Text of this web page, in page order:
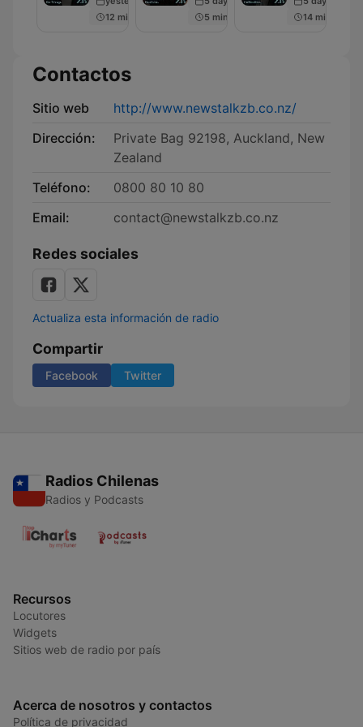
12 min
Francesca
Rudkin
5 min
14 min
Contactos
Sitio web
http://www.newstalkzb.co.nz/
Dirección:
Private Bag 92198, Auckland, New
Zealand
Teléfono:
0800 80 10 80
Email:
contact@newstalkzb.co.nz
Redes sociales
Actualiza esta información de radio
Compartir
Facebook Twitter
Radios Chilenas
Radios y Podcasts
Recursos
Locutores
Widgets
Sitios web de radio por país
Acerca de nosotros y contactos
Política de privacidad